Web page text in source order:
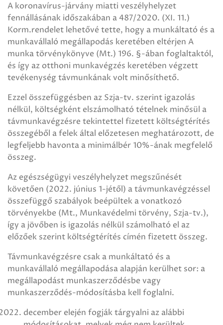
A koronavírus-járvány miatti veszélyhelyzet
fennállásának időszakában a 487/2020. (XI. 11.)
Korm.rendelet lehetővé tette, hogy a munkáltató és a
munkavállaló megállapodás keretében eltérjen A
munka törvénykönyve (Mt.) 196. §-ában foglaltaktól,
és így az otthoni munkavégzés keretében végzett
tevékenység távmunkának volt minősíthető.
Ezzel összefüggésben az Szja-tv. szerint igazolás
nélkül, költségként elszámolható tételnek minősül a
távmunkavégzésre tekintettel fizetett költségtérítés
összegéből a felek által előzetesen meghatározott, de
legfeljebb havonta a minimálbér 10%-ának megfelelő
összeg.
Az egészségügyi veszélyhelyzet megszűnését
követően (2022. június 1-jétől) a távmunkavégzéssel
összefüggő szabályok beépültek a vonatkozó
törvényekbe (Mt., Munkavédelmi törvény, Szja-tv.),
így a jövőben is igazolás nélkül számolható el az
előzőek szerint költségtérítés címén fizetett összeg.
Távmunkavégzésre csak a munkáltató és a
munkavállaló megállapodása alapján kerülhet sor: a
megállapodást munkaszerződésbe vagy
munkaszerződés-módosításba kell foglalni.
december elején fogják tárgyalni az alábbi